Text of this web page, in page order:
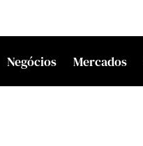
Negócios Mercados